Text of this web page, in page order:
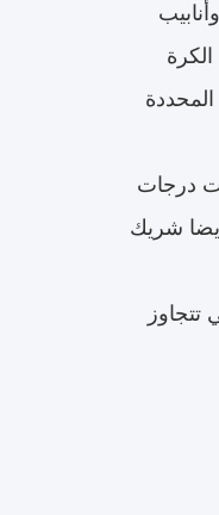
درجات
أيضا شريك
تتجاوز